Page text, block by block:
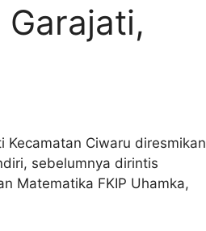
Kecamatan Ciwaru diresmikan
sebelumnya dirintis
Matematika FKIP Uhamka,